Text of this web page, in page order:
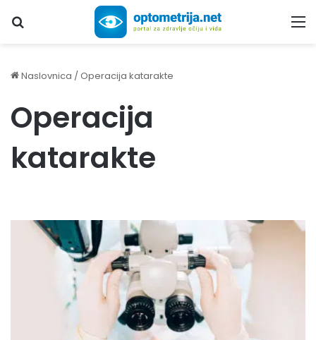
Upiši traženi pojam...
Naslovnica /Operacija katarakte
Operacija
katarakte